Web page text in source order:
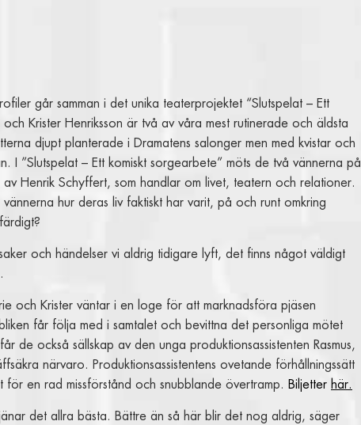
går samman i det unika teaterprojektet “Slutspelat – Ett
Krister Henriksson är två av våra mest rutinerade och äldsta
djupt planterade i Dramatens salonger men med kvistar och
I ”Slutspelat – Ett komiskt sorgearbete” möts de två vännerna på
Henrik Schyffert, som handlar om livet, teatern och relationer.
hur deras liv faktiskt har varit, på och runt omkring
och händelser vi aldrig tidigare lyft, det finns något väldigt
och Krister väntar i en loge för att marknadsföra pjäsen
får följa med i samtalet och bevittna det personliga mötet
de också sällskap av den unga produktionsassistenten Rasmus,
närvaro. Produktionsassistentens ovetande förhållningssätt
för en rad missförstånd och snubblande övertramp. Biljetter här.
det allra bästa. Bättre än så här blir det nog aldrig, säger